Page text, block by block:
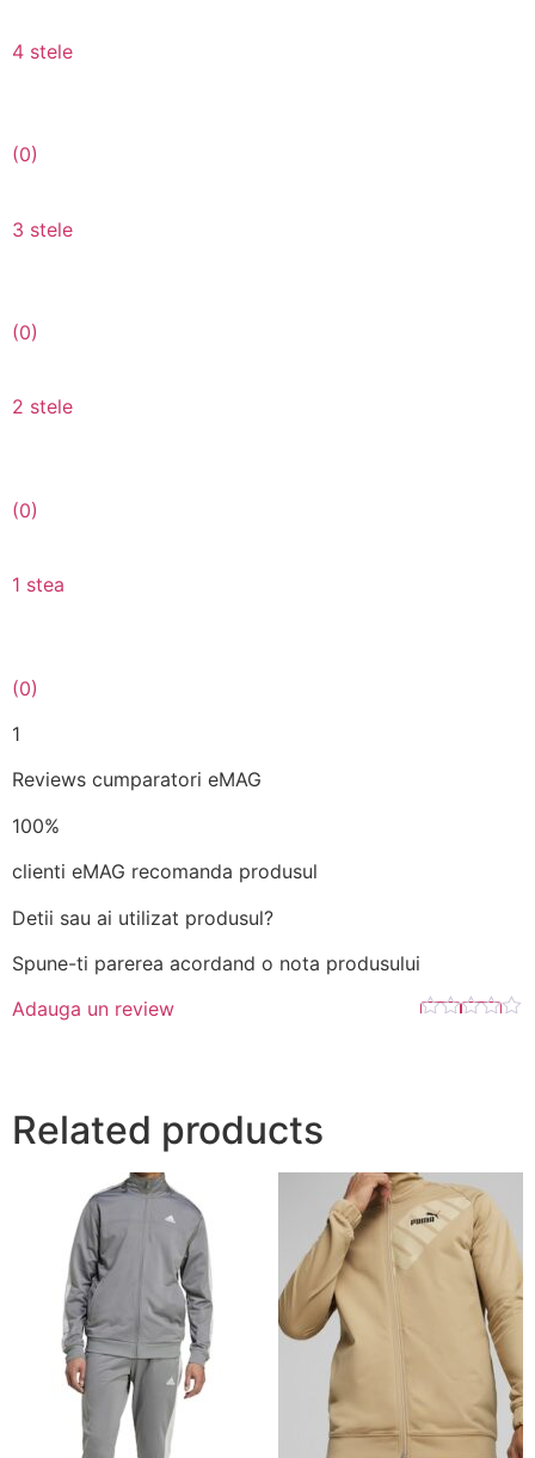
4 stele
(0)
3 stele
(0)
2 stele
(0)
1 stea
(0)
1
Reviews cumparatori eMAG
100%
clienti eMAG recomanda produsul
Detii sau ai utilizat produsul?
Spune-ti parerea acordand o nota produsului
Adauga un review
Related products